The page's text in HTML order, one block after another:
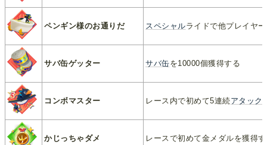
ペンギン様のお通りだ スペシャルライドで他プレイヤ
サバ缶ゲッター サバ缶を10000個獲得する
コンボマスター レース内で初めて5連続アタック
かじっちゃダメ レースで初めて金メダルを獲得